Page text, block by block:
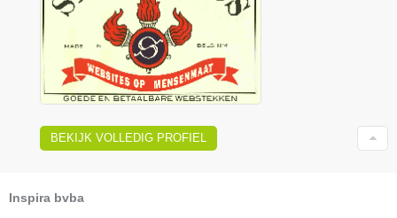
BEKIJK VOLLEDIG PROFIEL
Inspira bvba